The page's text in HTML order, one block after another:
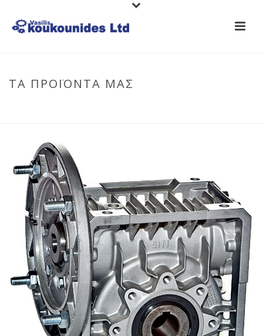
ΤΑ ΠΡΟΪΟΝΤΑ ΜΑΣ